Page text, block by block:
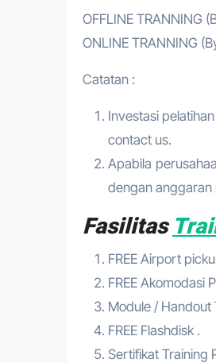
OFFLINE TRANNING
ONLINE TRANNING
Catatan :
Investasi
contact us.
Apabila
dengan anggaran
Fasilitas
FREE Airport
FREE Akomodasi
Module / Handout
FREE Flashdisk .
Sertifikat Training